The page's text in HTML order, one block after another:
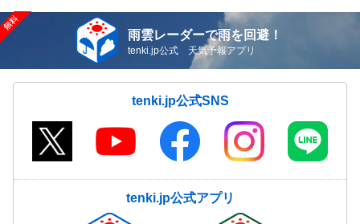
雨雲レーダーで雨を回避！
tenki.jp公式 天気予報アプリ
tenki.jp公式SNS
tenki.jp公式アプリ